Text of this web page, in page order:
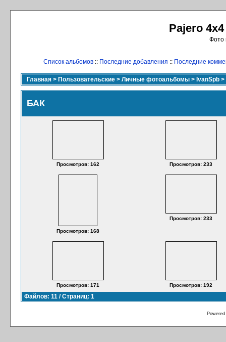
Pajero
Фото
Список альбомов :: Последние добавления :: Последние
Главная > Пользовательские > Личные фотоальбомы > IvanSpb >
БАК
Просмотров: 162 Просмотров: 233
Просмотров: 168
Просмотров: 233
Просмотров: 171 Просмотров: 192
Файлов: 11 / Страниц: 1